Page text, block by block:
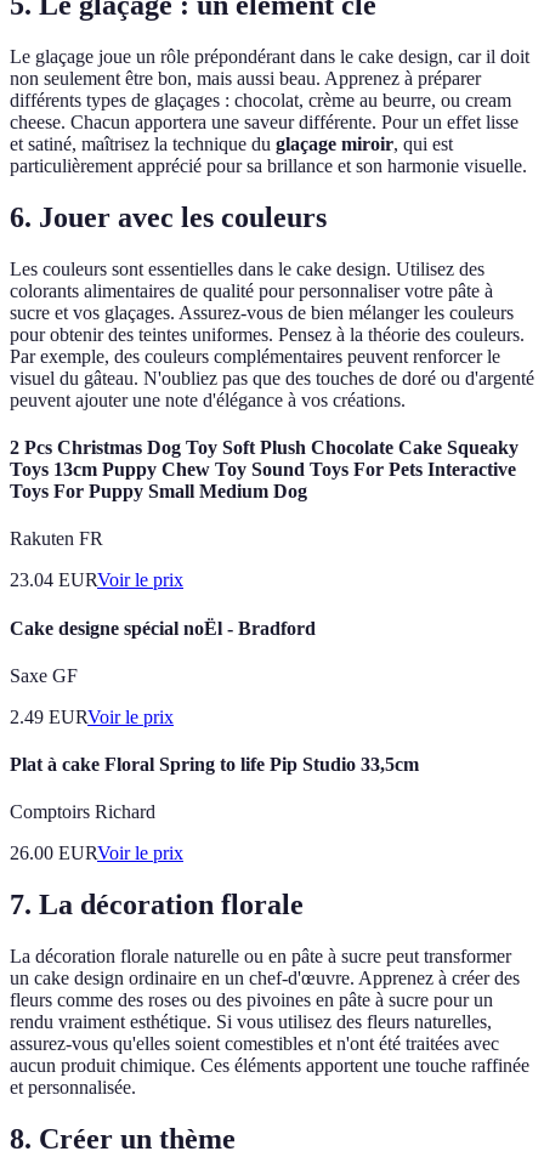
Le glaçage joue un rôle prépondérant dans le cake design, car il doit
non seulement être bon, mais aussi beau. Apprenez à préparer
différents types de glaçages : chocolat, crème au beurre, ou cream
cheese. Chacun apportera une saveur différente. Pour un effet lisse
et satiné, maîtrisez la technique du glaçage miroir, qui est
particulièrement apprécié pour sa brillance et son harmonie visuelle.
6. Jouer avec les couleurs
Les couleurs sont essentielles dans le cake design. Utilisez des
colorants alimentaires de qualité pour personnaliser votre pâte à
sucre et vos glaçages. Assurez-vous de bien mélanger les couleurs
pour obtenir des teintes uniformes. Pensez à la théorie des couleurs.
Par exemple, des couleurs complémentaires peuvent renforcer le
visuel du gâteau. N'oubliez pas que des touches de doré ou d'argenté
peuvent ajouter une note d'élégance à vos créations.
2 Pcs Christmas Dog Toy Soft Plush Chocolate Cake Squeaky
Toys 13cm Puppy Chew Toy Sound Toys For Pets Interactive
Toys For Puppy Small Medium Dog
Rakuten FR
23.04 EURVoir le prix
Cake designe spécial noËl - Bradford
Saxe GF
2.49 EURVoir le prix
Plat à cake Floral Spring to life Pip Studio 33,5cm
Comptoirs Richard
26.00 EURVoir le prix
7. La décoration florale
La décoration florale naturelle ou en pâte à sucre peut transformer
un cake design ordinaire en un chef-d'œuvre. Apprenez à créer des
fleurs comme des roses ou des pivoines en pâte à sucre pour un
rendu vraiment esthétique. Si vous utilisez des fleurs naturelles,
assurez-vous qu'elles soient comestibles et n'ont été traitées avec
aucun produit chimique. Ces éléments apportent une touche raffinée
et personnalisée.
8. Créer un thème